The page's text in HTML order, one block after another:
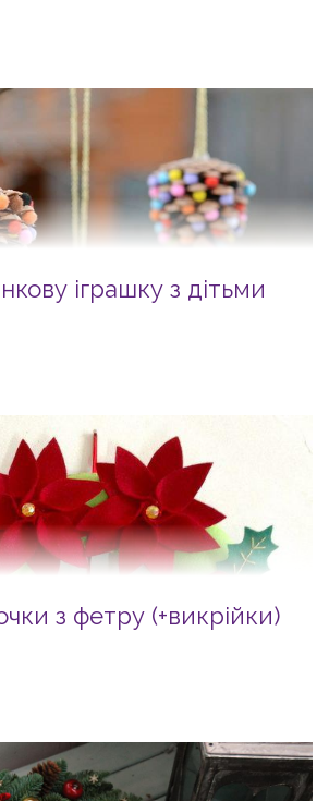
іграшку з дітьми
з фетру (+викрійки)